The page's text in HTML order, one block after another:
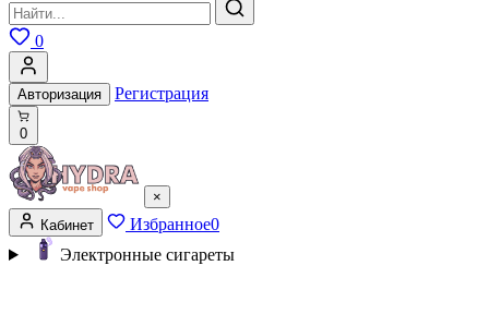
0
Авторизация Регистрация
0
×
Кабинет
Избранное0
Электронные сигареты